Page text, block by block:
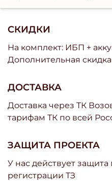
СКИДКИ
На комплект: ИБП +
Дополнительная
ДОСТАВКА
Доставка через ТК
тарифам ТК по всей
ЗАЩИТА ПРОЕКТА
У нас действует защита
регистрации ТЗ